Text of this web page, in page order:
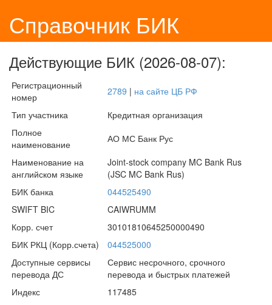
Справочник БИК
Действующие БИК (2026-08-07):
Регистрационный
номер
2789 | на сайте ЦБ РФ
Тип участника
Кредитная организация
Полное
наименование
АО МС Банк Рус
Наименование на
английском языке
Joint-stock company MC Bank Rus
(JSC MC Bank Rus)
БИК банка
044525490
SWIFT BIC
CAIWRUMM
Корр. счет
30101810645250000490
БИК РКЦ (Корр.счета)
044525000
Доступные сервисы
перевода ДС
Сервис несрочного, срочного
перевода и быстрых платежей
Индекс
117485